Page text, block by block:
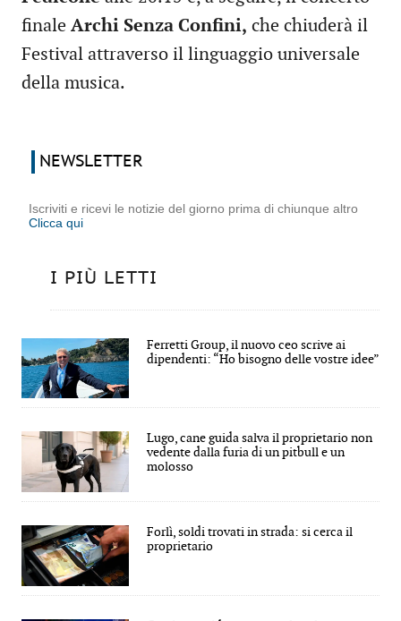
finale Archi Senza Confini, che chiuderà il
Festival attraverso il linguaggio universale
della musica.
NEWSLETTER
Iscriviti e ricevi le notizie del giorno prima di chiunque altro
Clicca qui
I PIÙ LETTI
Ferretti Group, il nuovo ceo scrive ai
dipendenti: “Ho bisogno delle vostre idee”
Lugo, cane guida salva il proprietario non
vedente dalla furia di un pitbull e un
molosso
Forlì, soldi trovati in strada: si cerca il
proprietario